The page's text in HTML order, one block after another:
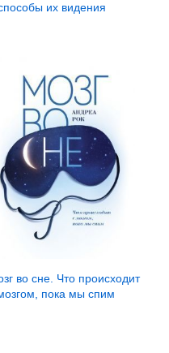
их видения
во сне. Что происходит
пока мы спим